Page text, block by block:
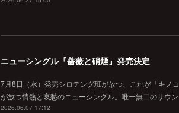
ニューシングル『薔薇と硝煙』発売決定
7月8日（水）発売シロテング班が放つ、これが「キノ
が放つ情熱と哀愁のニューシングル。唯一無二のサウ
2026.06.07 17:12